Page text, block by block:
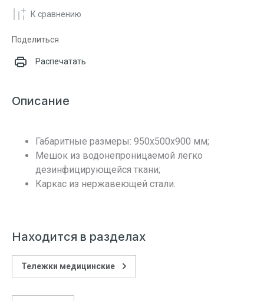
К сравнению
Поделиться
Распечатать
Описание
Габаритные размеры: 950х500х900 мм;
Мешок из водонепроницаемой легко
дезинфицирующейся ткани;
Каркас из нержавеющей стали.
Находится в разделах
Тележки медицинские